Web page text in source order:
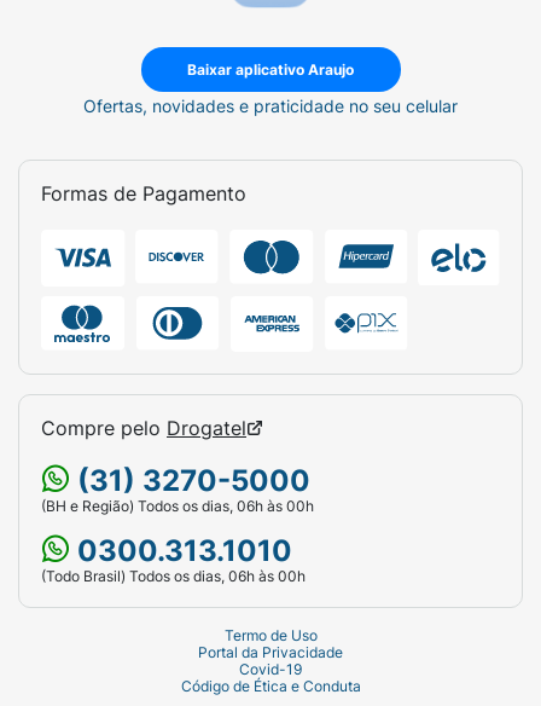
Baixar aplicativo Araujo
Ofertas, novidades e praticidade no seu celular
Formas de Pagamento
Compre pelo Drogatel
(31) 3270-5000
(BH e Região) Todos os dias, 06h às 00h
0300.313.1010
(Todo Brasil) Todos os dias, 06h às 00h
Termo de Uso
Portal da Privacidade
Covid-19
Código de Ética e Conduta